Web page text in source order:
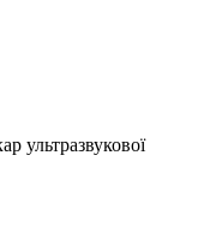
ультразвукової